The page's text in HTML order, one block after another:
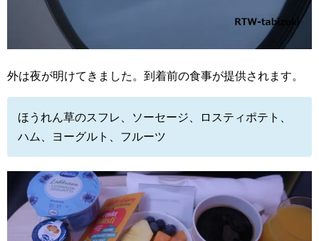
外は夜が明けてきました。到着前の食事が提供されます。
ほうれん草のスフレ、ソーセージ、ロスティポテト、
ハム、ヨーグルト、フルーツ